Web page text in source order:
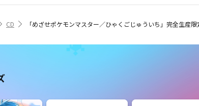
CD 「めざせポケモンマスター／ひゃくごじゅういち」完全生産